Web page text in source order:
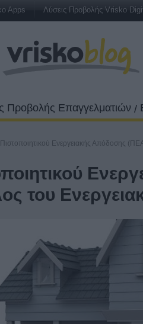
Apps Λύσεις Προβολής Vrisko
Προβολής Επαγγελματιών /
Ενεργειακής Απόδοσης
του